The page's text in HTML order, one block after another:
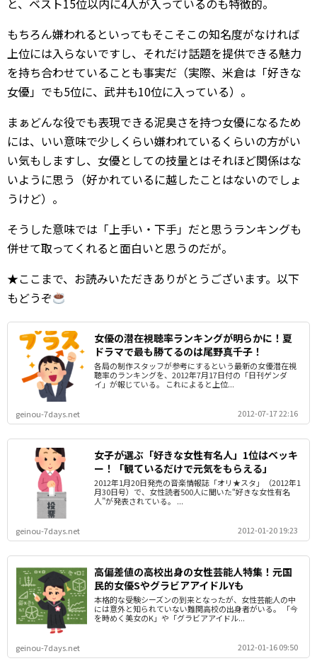
と、ベスト15位以内に4人が入っているのも特徴的。
もちろん嫌われるといってもそこそこの知名度がなければ
上位には入らないですし、それだけ話題を提供できる魅力
を持ち合わせていることも事実だ（実際、米倉は「好きな
女優」でも5位に、武井も10位に入っている）。
まぁどんな役でも表現できる泥臭さを持つ女優になるため
には、いい意味で少しくらい嫌われているくらいの方がい
い気もしますし、女優としての技量とはそれほど関係はな
いように思う（好かれているに越したことはないのでしょ
うけど）。
そうした意味では「上手い・下手」だと思うランキングも
併せて取ってくれると面白いと思うのだが。
★ここまで、お読みいただきありがとうございます。以下
もどうぞ
女優の潜在視聴率ランキングが明らかに！夏
ドラマで最も勝てるのは尾野真千子！
各局の制作スタッフが参考にするという最新の女優潜在視
聴率のランキングを、2012年7月17日付の「日刊ゲンダ
イ」が報じている。 これによると上位...
geinou-7days.net 2012-07-17 22:16
女子が選ぶ「好きな女性有名人」1位はベッキ
ー！「観ているだけで元気をもらえる」
2012年1月20日発売の音楽情報誌「オリ★スタ」（2012年1
月30日号）で、女性読者500人に聞いた“好きな女性有名
人”が発表されている。 ...
geinou-7days.net 2012-01-20 19:23
高偏差値の高校出身の女性芸能人特集！元国
民的女優SやグラビアアイドルYも
本格的な受験シーズンの到来となったが、女性芸能人の中
には意外と知られていない難関高校の出身者がいる。 「今
を時めく美女のK」や「グラビアアイドル...
geinou-7days.net 2012-01-16 09:50